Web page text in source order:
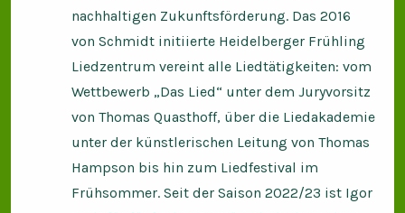
nachhaltigen Zukunftsförderung. Das 2016
von Schmidt initiierte Heidelberger Frühling
Liedzentrum vereint alle Liedtätigkeiten: vom
Wettbewerb „Das Lied“ unter dem Juryvorsitz
von Thomas Quasthoff, über die Liedakademie
unter der künstlerischen Leitung von Thomas
Hampson bis hin zum Liedfestival im
Frühsommer. Seit der Saison 2022/23 ist Igor